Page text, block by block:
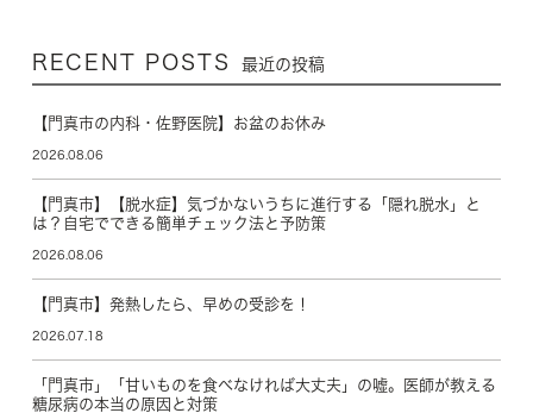
RECENT POSTS 最近の投稿
【門真市の内科・佐野医院】お盆のお休み
2026.08.06
【門真市】【脱水症】気づかないうちに進行する「隠れ脱水」と
は？自宅でできる簡単チェック法と予防策
2026.08.06
【門真市】発熱したら、早めの受診を！
2026.07.18
「門真市」「甘いものを食べなければ大丈夫」の嘘。医師が教える
糖尿病の本当の原因と対策